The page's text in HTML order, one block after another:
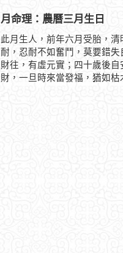
月命理：農曆三月生日
此月生人，前年六月受胎，
耐，忍耐不如奮鬥，莫要錯
財往，有虛元實；四十歲後
財，一旦時來當發福，猶如枯